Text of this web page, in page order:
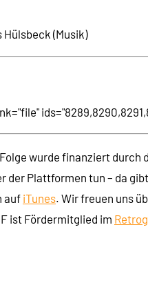
Spiele
Hülsbeck (Musik)
wurde finanziert
der Plattformen tun – da
aufiTunes. Wir freuen uns
ist Fördermitglied im